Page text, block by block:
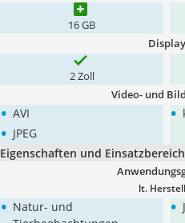
16 GB
Display
2 Zoll
Video- und
• AVI
• JPEG
•
Eigenschaften und
lt.
• Natur- und
•